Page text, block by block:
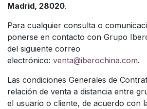
Madrid, 28020.
Para cualquier consulta o
ponerse en contacto con Grupo
del siguiente correo
electrónico: venta@iberochina.com.
Las condiciones Generales de
relación de venta a distancia entre
el usuario o cliente, de acuerdo con